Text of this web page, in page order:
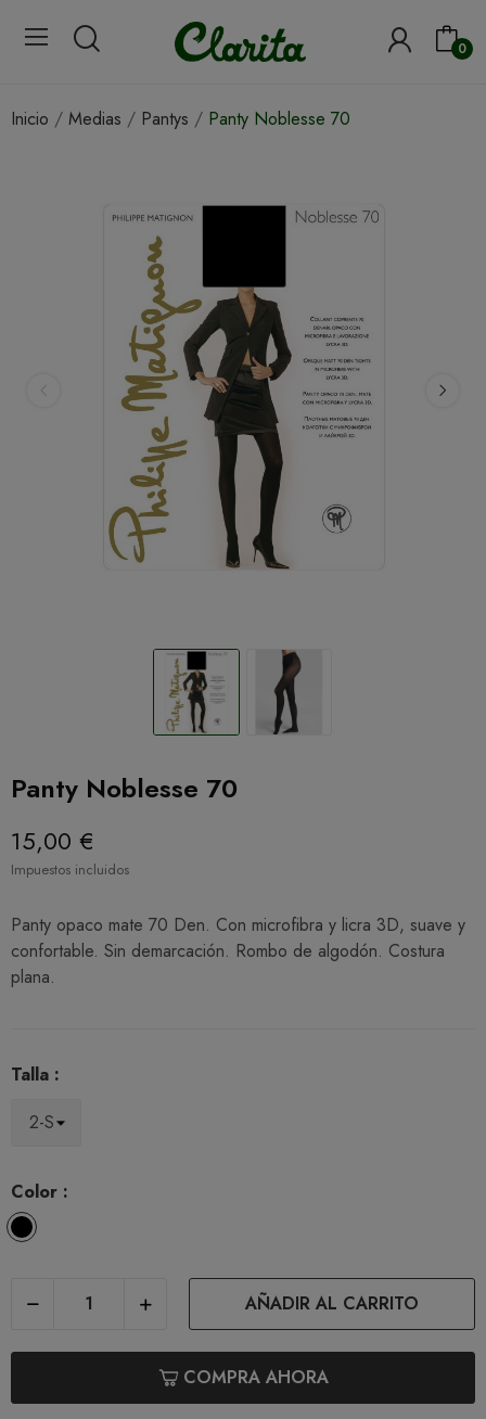
0
Inicio Medias Pantys Panty Noblesse 70
Panty Noblesse 70
15,00 €
Impuestos incluidos
Panty opaco mate 70 Den. Con microfibra y licra 3D, suave y
confortable. Sin demarcación. Rombo de algodón. Costura
plana.
Talla :
Color :
Nero
AÑADIR AL CARRITO
COMPRA AHORA